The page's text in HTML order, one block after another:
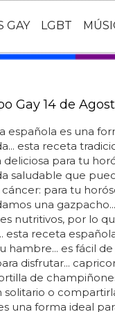
GAY LGBT
Gay 14 de
española es una
esta receta
para tu
saludable que
cáncer: para tu
una
nutritivos, por lo
esta receta
hambre... es fácil
disfrutar...
de
solitario o
una forma ideal